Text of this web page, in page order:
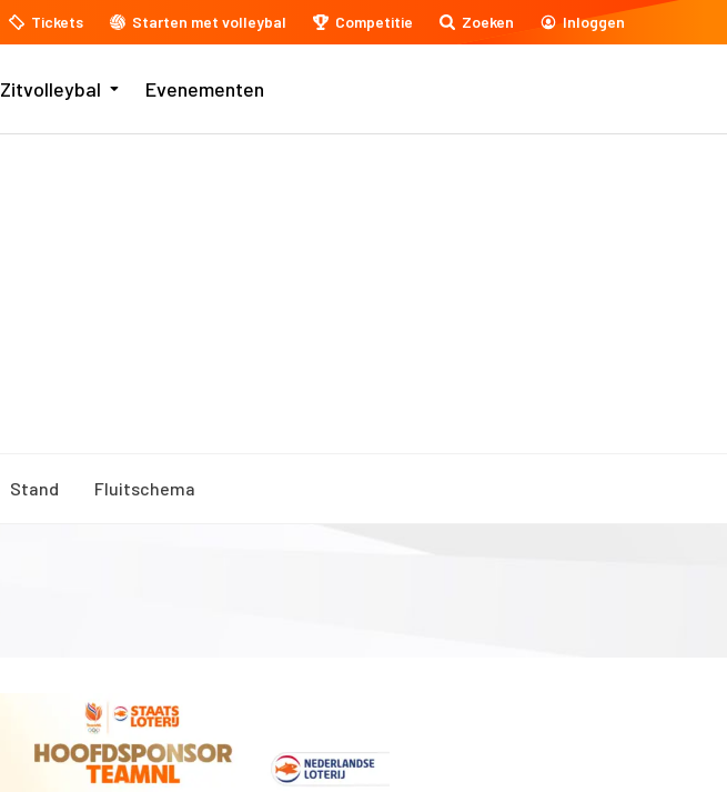
Tickets Starten met volleybal Competitie Zoeken Inloggen
Zitvolleybal Evenementen
Stand Fluitschema